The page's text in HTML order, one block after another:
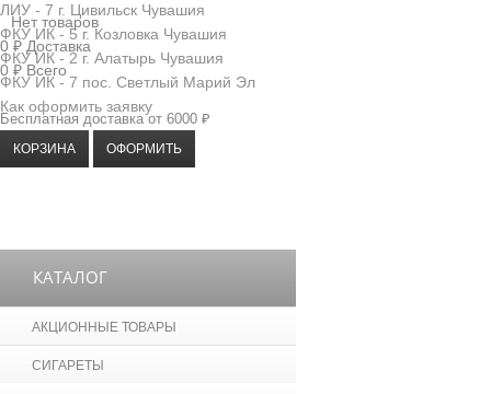
ЛИУ - 7 г. Цивильск Чувашия
ФКУ ИК - 5 г. Козловка Чувашия
ФКУ ИК - 2 г. Алатырь Чувашия
ФКУ ИК - 7 пос. Светлый Марий Эл
Как оформить заявку
Нет товаров
0 ₽ Доставка
0 ₽ Всего
Бесплатная доставка от 6000 ₽
КОРЗИНА ОФОРМИТЬ
КАТАЛОГ
АКЦИОННЫЕ ТОВАРЫ
СИГАРЕТЫ